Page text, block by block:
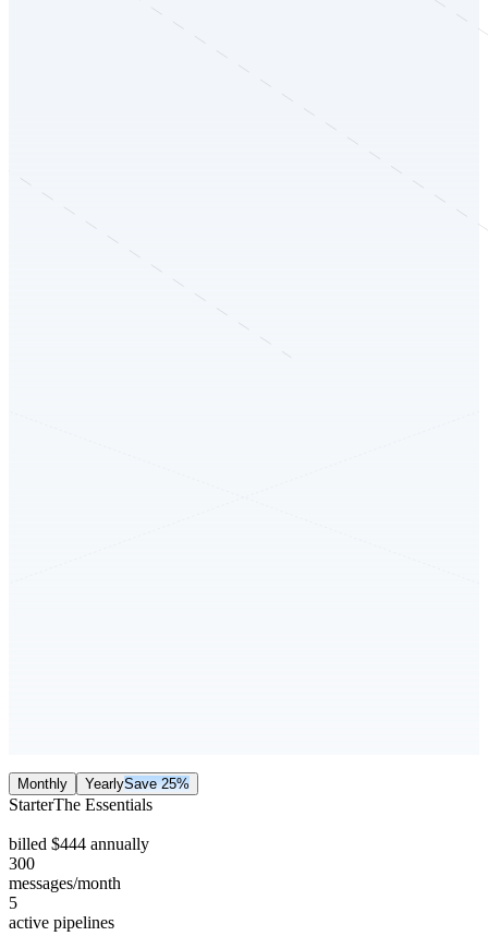
Monthly YearlySave 25%
StarterThe Essentials
billed $444 annually
300
messages/month
5
active pipelines